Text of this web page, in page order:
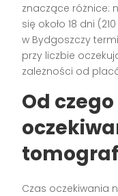
znaczące różnice:
się około 18 dni
w Bydgoszczy
przy liczbie
zależności od
Od
Czas oczekiwania